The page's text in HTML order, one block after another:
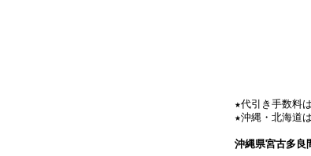
★代引き手数料
★沖縄・北海道
沖縄県宮古多良